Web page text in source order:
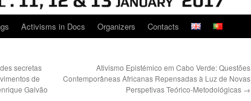
Activisms in Docs Organizers Contacts
secretas
de
Galvão
Ativismo Epistémico em Cabo Verde: Questões
Contemporâneas Africanas Repensadas à Luz de Novas
Perspetivas Teórico-Metodológicas →